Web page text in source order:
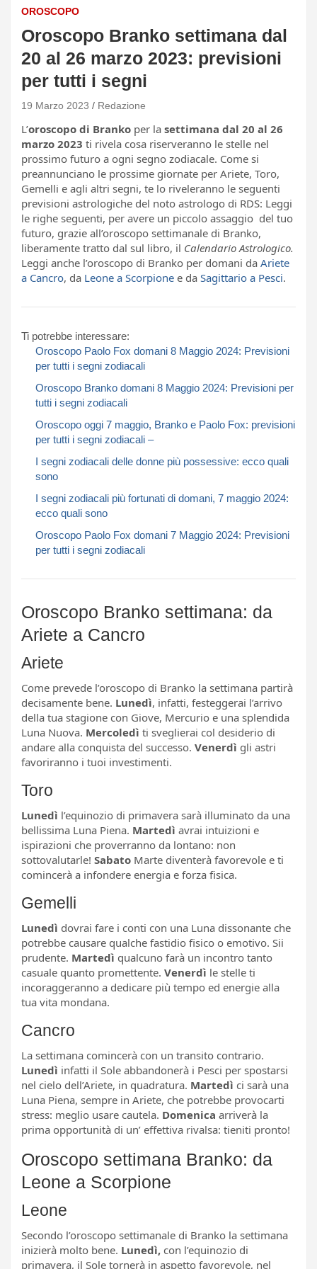
OROSCOPO
Oroscopo Branko settimana dal
20 al 26 marzo 2023: previsioni
per tutti i segni
19 Marzo 2023 Redazione
L’oroscopo di Branko per la settimana dal 20 al 26
marzo 2023 ti rivela cosa riserveranno le stelle nel
prossimo futuro a ogni segno zodiacale. Come si
preannunciano le prossime giornate per Ariete, Toro,
Gemelli e agli altri segni, te lo riveleranno le seguenti
previsioni astrologiche del noto astrologo di RDS: Leggi
le righe seguenti, per avere un piccolo assaggio del tuo
futuro, grazie all’oroscopo settimanale di Branko,
liberamente tratto dal sul libro, il Calendario Astrologico.
Leggi anche l’oroscopo di Branko per domani da Ariete
a Cancro, da Leone a Scorpione e da Sagittario a Pesci.
Ti potrebbe interessare:
Oroscopo Paolo Fox domani 8 Maggio 2024: Previsioni
per tutti i segni zodiacali​​​​​
Oroscopo Branko domani 8 Maggio 2024: Previsioni per
tutti i segni zodiacali​​​​​
Oroscopo oggi 7 maggio, Branko e Paolo Fox: previsioni
per tutti i segni zodiacali –
I segni zodiacali delle donne più possessive: ecco quali
sono
I segni zodiacali più fortunati di domani, 7 maggio 2024:
ecco quali sono
Oroscopo Paolo Fox domani 7 Maggio 2024: Previsioni
per tutti i segni zodiacali​​​​​
Oroscopo Branko settimana: da
Ariete a Cancro
Ariete
Come prevede l’oroscopo di Branko la settimana partirà
decisamente bene. Lunedì, infatti, festeggerai l’arrivo
della tua stagione con Giove, Mercurio e una splendida
Luna Nuova. Mercoledì ti sveglierai col desiderio di
andare alla conquista del successo. Venerdì gli astri
favoriranno i tuoi investimenti.
Toro
Lunedì l’equinozio di primavera sarà illuminato da una
bellissima Luna Piena. Martedì avrai intuizioni e
ispirazioni che proverranno da lontano: non
sottovalutarle! Sabato Marte diventerà favorevole e ti
comincerà a infondere energia e forza fisica.
Gemelli
Lunedì dovrai fare i conti con una Luna dissonante che
potrebbe causare qualche fastidio fisico o emotivo. Sii
prudente. Martedì qualcuno farà un incontro tanto
casuale quanto promettente. Venerdì le stelle ti
incoraggeranno a dedicare più tempo ed energie alla
tua vita mondana.
Cancro
La settimana comincerà con un transito contrario.
Lunedì infatti il Sole abbandonerà i Pesci per spostarsi
nel cielo dell’Ariete, in quadratura. Martedì ci sarà una
Luna Piena, sempre in Ariete, che potrebbe provocarti
stress: meglio usare cautela. Domenica arriverà la
prima opportunità di un’ effettiva rivalsa: tieniti pronto!
Oroscopo settimana Branko: da
Leone a Scorpione
Leone
Secondo l’oroscopo settimanale di Branko la settimana
inizierà molto bene. Lunedì, con l’equinozio di
primavera, il Sole tornerà in aspetto favorevole, nel